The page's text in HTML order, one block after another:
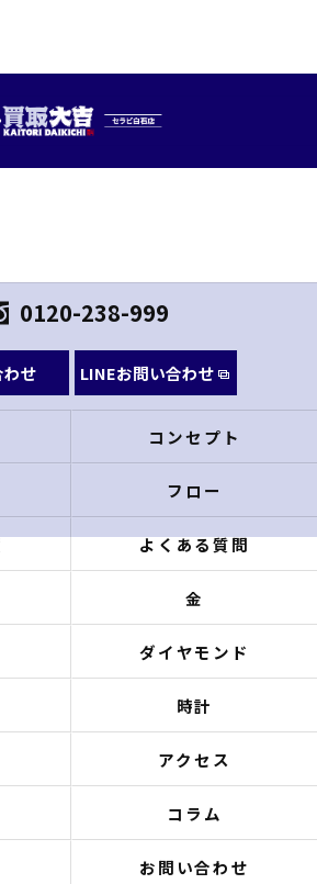
0120-238-999
せ LINEお問い合わせ
コンセプト
フロー
よくある質問
金
ダイヤモンド
時計
アクセス
コラム
お問い合わせ